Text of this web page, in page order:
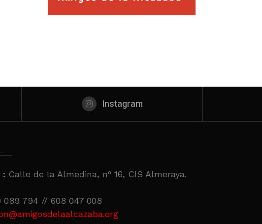
Instagram
: Calle de la Almedina, nº 16, CIS Almeraya.
089 794 // 608 047 008